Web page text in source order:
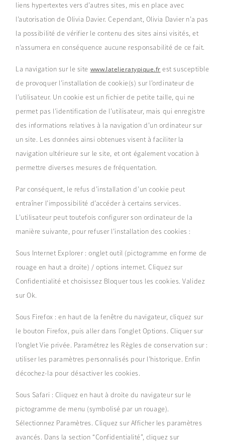
liens hypertextes vers d’autres sites, mis en place avec
l’autorisation de Olivia Davier. Cependant, Olivia Davier n’a pas
la possibilité de vérifier le contenu des sites ainsi visités, et
n’assumera en conséquence aucune responsabilité de ce fait.
La navigation sur le site www.latelieratypique.fr est susceptible
de provoquer l’installation de cookie(s) sur l’ordinateur de
l’utilisateur. Un cookie est un fichier de petite taille, qui ne
permet pas l’identification de l’utilisateur, mais qui enregistre
des informations relatives à la navigation d’un ordinateur sur
un site. Les données ainsi obtenues visent à faciliter la
navigation ultérieure sur le site, et ont également vocation à
permettre diverses mesures de fréquentation.
Par conséquent, le refus d’installation d’un cookie peut
entraîner l’impossibilité d’accéder à certains services.
L’utilisateur peut toutefois configurer son ordinateur de la
manière suivante, pour refuser l’installation des cookies :
Sous Internet Explorer : onglet outil (pictogramme en forme de
rouage en haut a droite) / options internet. Cliquez sur
Confidentialité et choisissez Bloquer tous les cookies. Validez
sur Ok.
Sous Firefox : en haut de la fenêtre du navigateur, cliquez sur
le bouton Firefox, puis aller dans l’onglet Options. Cliquer sur
l’onglet Vie privée. Paramétrez les Règles de conservation sur :
utiliser les paramètres personnalisés pour l’historique. Enfin
décochez-la pour désactiver les cookies.
Sous Safari : Cliquez en haut à droite du navigateur sur le
pictogramme de menu (symbolisé par un rouage).
Sélectionnez Paramètres. Cliquez sur Afficher les paramètres
avancés. Dans la section “Confidentialité”, cliquez sur